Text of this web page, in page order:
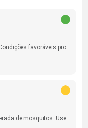
favoráveis pro
de mosquitos. Use